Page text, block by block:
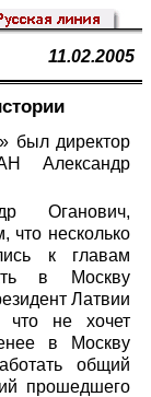
11.02.2005
был директор
Александр
Оганович,
что несколько
к главам
в Москву
Латвии
что не хочет
в Москву
общий
прошедшего